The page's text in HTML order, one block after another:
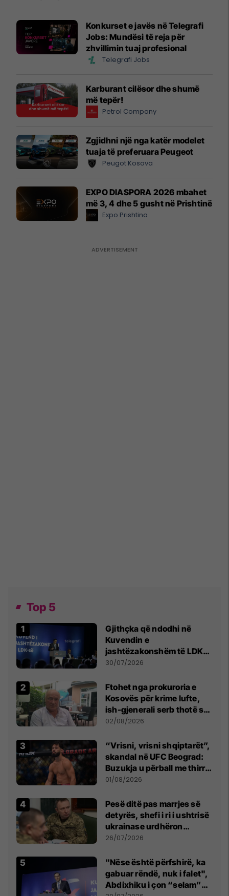
Konkurset e javës në Telegrafi
Jobs: Mundësi të reja për
zhvillimin tuaj profesional
Telegrafi Jobs
Karburant cilësor dhe shumë
më tepër!
Petrol Company
Zgjidhni një nga katër modelet
tuaja të preferuara Peugeot
Peugot Kosova
EXPO DIASPORA 2026 mbahet
më 3, 4 dhe 5 gusht në Prishtinë
Expo Prishtina
Top 5
Gjithçka që ndodhi në
Kuvendin e
jashtëzakonshëm të LDK-
së
30/07/2026
Ftohet nga prokuroria e
Kosovës për krime lufte,
ish-gjenerali serb thotë se
dikush e tradhtoi në
02/08/2026
“Vrisni, vrisni shqiptarët”,
skandal në UFC Beograd:
Buzukja u përball me thirrje
anti-shqiptare nga
01/08/2026
Pesë ditë pas marrjes së
detyrës, shefi i ri i ushtrisë
ukrainase urdhëron
kontroll të madh
26/07/2026
"Nëse është përfshirë, ka
gabuar rëndë, nuk i falet",
Abdixhiku i çon “selam”